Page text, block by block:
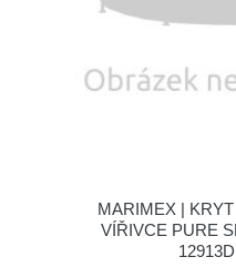
MARIMEX |
VÍŘIVCE PURE